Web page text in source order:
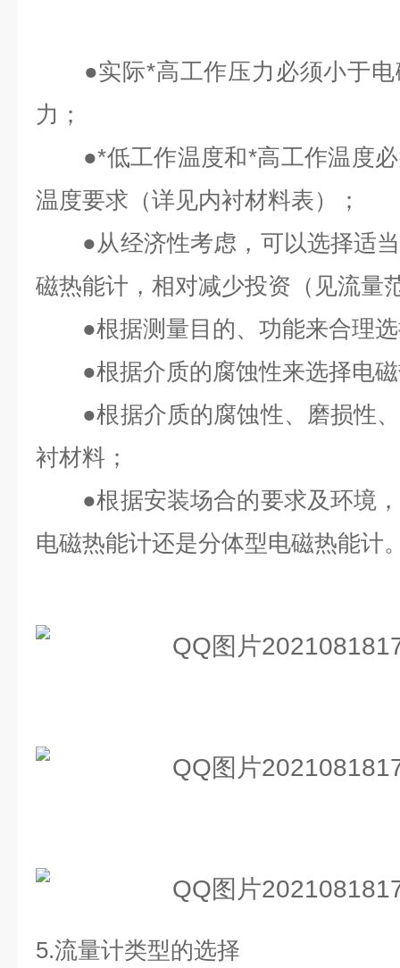
●实际*高工作压力必须小于电
力；
●*低工作温度和*高工作温度必
温度要求（详见内衬材料表）；
●从经济性考虑，可以选择适当
磁热能计，相对减少投资（见流量
●根据测量目的、功能来合理选
●根据介质的腐蚀性来选择电磁
●根据介质的腐蚀性、磨损性、
衬材料；
●根据安装场合的要求及环境，
电磁热能计还是分体型电磁热能计
5.流量计类型的选择